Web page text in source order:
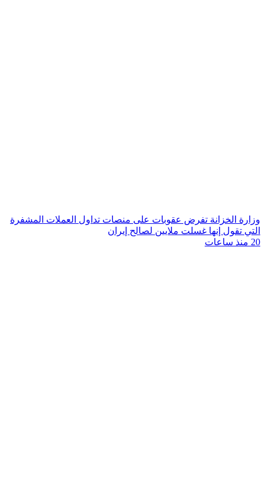
وزارة الخزانة تفرض عقوبات على منصات تداول العملات المشفرة
التي تقول إنها غسلت ملايين لصالح إيران
20 منذ ساعات